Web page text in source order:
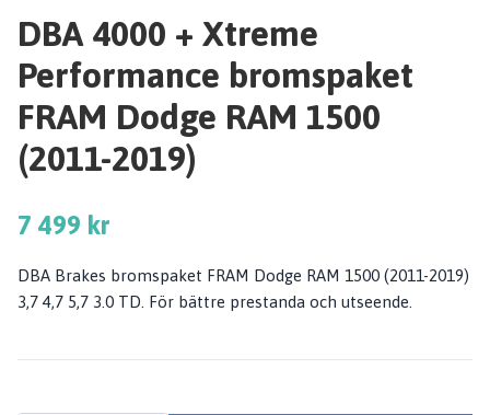
DBA 4000 + Xtreme
Performance bromspaket
FRAM Dodge RAM 1500
(2011-2019)
7 499 kr
DBA Brakes bromspaket FRAM Dodge RAM 1500 (2011-2019)
3,7 4,7 5,7 3.0 TD. För bättre prestanda och utseende.